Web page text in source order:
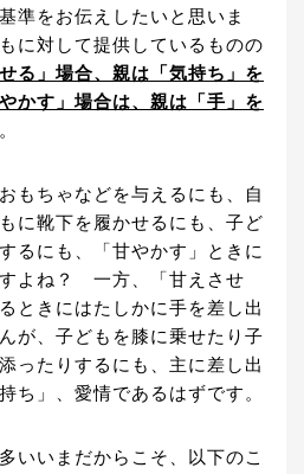
準をお伝えしたいと思いま
に対して提供しているものの
せる」場合、親は「気持ち」を
かす」場合は、親は「手」を
もちゃなどを与えるにも、自
に靴下を履かせるにも、子ど
るにも、「甘やかす」ときに
よね？ 一方、「甘えさせ
ときにはたしかに手を差し出
が、子どもを膝に乗せたり子
ったりするにも、主に差し出
ち」、愛情であるはずです。
いいまだからこそ、以下のこ